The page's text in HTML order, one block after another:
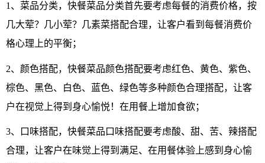
1、菜品分类，快餐菜品分类首先要考虑每餐的消费价格，按
几大荤？几小荤？几素菜搭配合理，让客户看到每餐消费价
格心理上的平衡；
2、颜色搭配，快餐菜品颜色搭配要考虑红色、黄色、紫色、
棕色、黑色、白色、蓝色、绿色等多种颜色合理搭配，让客
户在视觉上得到身心愉悦！在用餐上增加食欲；
3、口味搭配，快餐菜品口味搭配要考虑酸、甜、苦、辣搭配
合理，让客户在味觉上得到满足、在用餐体验上感到身心愉